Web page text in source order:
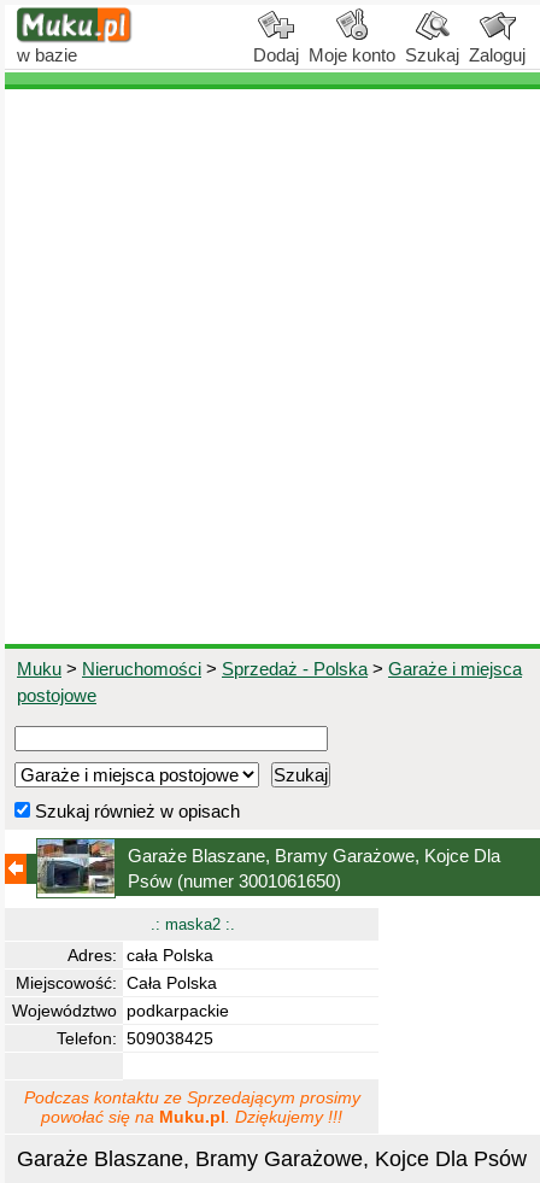
w bazie Dodaj Moje konto Szukaj Zaloguj
Muku > Nieruchomości > Sprzedaż - Polska > Garaże i miejsca
postojowe
Szukaj również w opisach
Garaże Blaszane, Bramy Garażowe, Kojce Dla
Psów (numer 3001061650)
Garaże Blaszane, Bramy Garażowe, Kojce Dla Psów
.: maska2 :.
Adres: cała Polska
Miejscowość: Cała Polska
Województwo podkarpackie
Telefon: 509038425
Podczas kontaktu ze Sprzedającym prosimy
powołać się na Muku.pl . Dziękujemy !!!